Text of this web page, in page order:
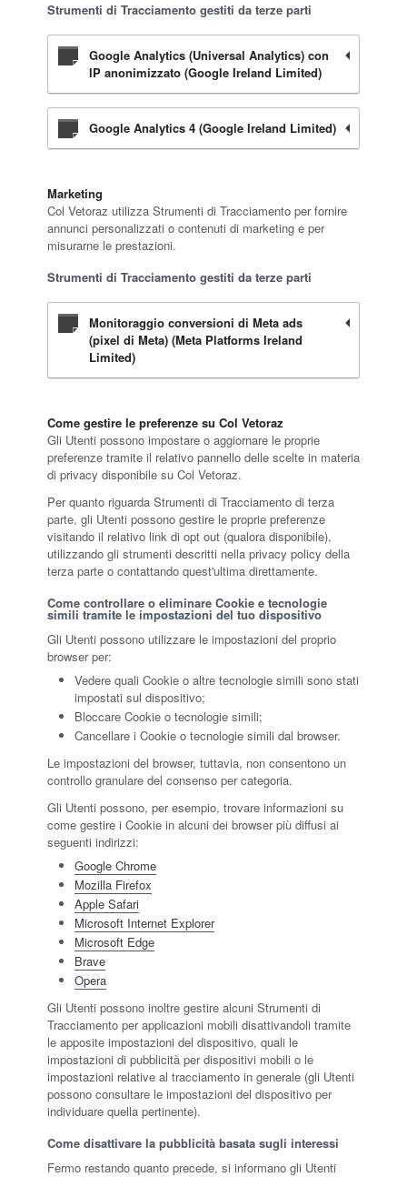
Strumenti di Tracciamento gestiti da terze parti
Google Analytics (Universal Analytics) con
IP anonimizzato (Google Ireland Limited)
Google Analytics 4 (Google Ireland Limited)
Marketing
Col Vetoraz utilizza Strumenti di Tracciamento per fornire
annunci personalizzati o contenuti di marketing e per
misurarne le prestazioni.
Strumenti di Tracciamento gestiti da terze parti
Monitoraggio conversioni di Meta ads
(pixel di Meta) (Meta Platforms Ireland
Limited)
Come gestire le preferenze su Col Vetoraz
Gli Utenti possono impostare o aggiornare le proprie
preferenze tramite il relativo pannello delle scelte in materia
di privacy disponibile su Col Vetoraz.
Per quanto riguarda Strumenti di Tracciamento di terza
parte, gli Utenti possono gestire le proprie preferenze
visitando il relativo link di opt out (qualora disponibile),
utilizzando gli strumenti descritti nella privacy policy della
terza parte o contattando quest'ultima direttamente.
Come controllare o eliminare Cookie e tecnologie
simili tramite le impostazioni del tuo dispositivo
Gli Utenti possono utilizzare le impostazioni del proprio
browser per:
Vedere quali Cookie o altre tecnologie simili sono stati
impostati sul dispositivo;
Bloccare Cookie o tecnologie simili;
Cancellare i Cookie o tecnologie simili dal browser.
Le impostazioni del browser, tuttavia, non consentono un
controllo granulare del consenso per categoria.
Gli Utenti possono, per esempio, trovare informazioni su
come gestire i Cookie in alcuni dei browser più diffusi ai
seguenti indirizzi:
Google Chrome
Mozilla Firefox
Apple Safari
Microsoft Internet Explorer
Microsoft Edge
Brave
Opera
Gli Utenti possono inoltre gestire alcuni Strumenti di
Tracciamento per applicazioni mobili disattivandoli tramite
le apposite impostazioni del dispositivo, quali le
impostazioni di pubblicità per dispositivi mobili o le
impostazioni relative al tracciamento in generale (gli Utenti
possono consultare le impostazioni del dispositivo per
individuare quella pertinente).
Come disattivare la pubblicità basata sugli interessi
Fermo restando quanto precede, si informano gli Utenti